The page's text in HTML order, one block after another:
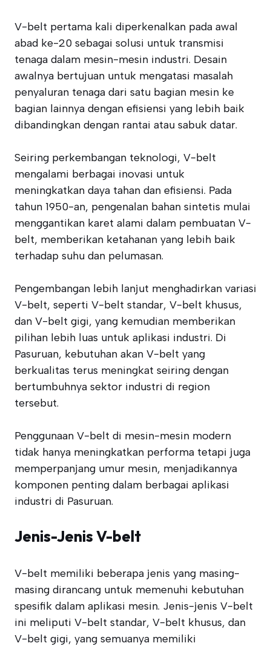
V-belt pertama kali diperkenalkan pada awal
abad ke-20 sebagai solusi untuk transmisi
tenaga dalam mesin-mesin industri. Desain
awalnya bertujuan untuk mengatasi masalah
penyaluran tenaga dari satu bagian mesin ke
bagian lainnya dengan efisiensi yang lebih baik
dibandingkan dengan rantai atau sabuk datar.
Seiring perkembangan teknologi, V-belt
mengalami berbagai inovasi untuk
meningkatkan daya tahan dan efisiensi. Pada
tahun 1950-an, pengenalan bahan sintetis mulai
menggantikan karet alami dalam pembuatan V-
belt, memberikan ketahanan yang lebih baik
terhadap suhu dan pelumasan.
Pengembangan lebih lanjut menghadirkan variasi
V-belt, seperti V-belt standar, V-belt khusus,
dan V-belt gigi, yang kemudian memberikan
pilihan lebih luas untuk aplikasi industri. Di
Pasuruan, kebutuhan akan V-belt yang
berkualitas terus meningkat seiring dengan
bertumbuhnya sektor industri di region
tersebut.
Penggunaan V-belt di mesin-mesin modern
tidak hanya meningkatkan performa tetapi juga
memperpanjang umur mesin, menjadikannya
komponen penting dalam berbagai aplikasi
industri di Pasuruan.
Jenis-Jenis V-belt
V-belt memiliki beberapa jenis yang masing-
masing dirancang untuk memenuhi kebutuhan
spesifik dalam aplikasi mesin. Jenis-jenis V-belt
ini meliputi V-belt standar, V-belt khusus, dan
V-belt gigi, yang semuanya memiliki